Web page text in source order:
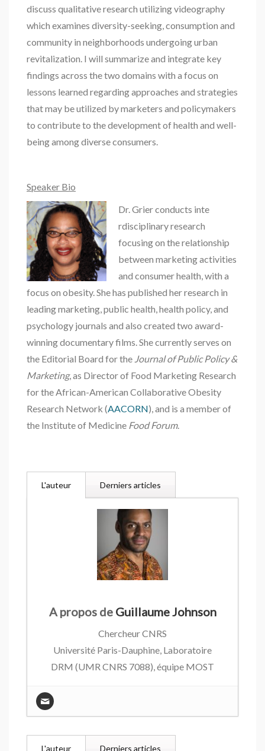
discuss qualitative research utilizing videography
which examines diversity-seeking, consumption and
community in neighborhoods undergoing urban
revitalization. I will summarize and integrate key
findings across the two domains with a focus on
lessons learned regarding approaches and strategies
that may be utilized by marketers and policymakers
to contribute to the development of health and well-
being among diverse consumers.
Speaker Bio
Dr. Grier conducts inte
rdisciplinary research
focusing on the relationship
between marketing activities
and consumer health, with a
focus on obesity. She has published her research in
leading marketing, public health, health policy, and
psychology journals and also created two award-
winning documentary films. She currently serves on
the Editorial Board for the Journal of Public Policy &
Marketing, as Director of Food Marketing Research
for the African-American Collaborative Obesity
Research Network (AACORN), and is a member of
the Institute of Medicine Food Forum.
L'auteur Derniers articles
A propos de Guillaume Johnson
Chercheur CNRS
Université Paris-Dauphine, Laboratoire
DRM (UMR CNRS 7088), équipe MOST
Quid de la race dans la recherche en
L'auteur Derniers articles